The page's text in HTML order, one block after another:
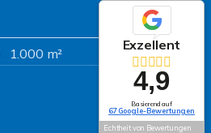
1.000 m²
Exzellent
4,9
Basierend auf
67 Google-Bewertungen
Echtheit von Bewertungen